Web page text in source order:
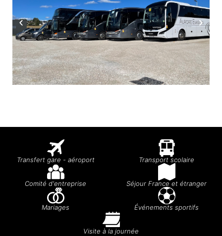
Transfert gare - aéroport Transport scolaire
Comité d'entreprise Séjour France et étranger
Mariages Événements sportifs
Visite à la journée